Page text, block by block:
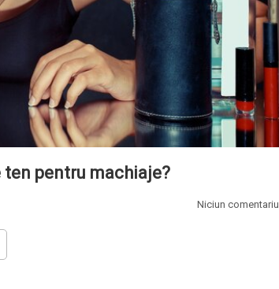
pentru machiaje?
Niciun comentariu